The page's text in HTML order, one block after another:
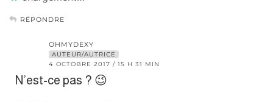
RÉPONDRE
OHMYDEXY
AUTEUR/AUTRICE
4 OCTOBRE 2017 / 15 H 31 MIN
N’est-ce pas ? 😉